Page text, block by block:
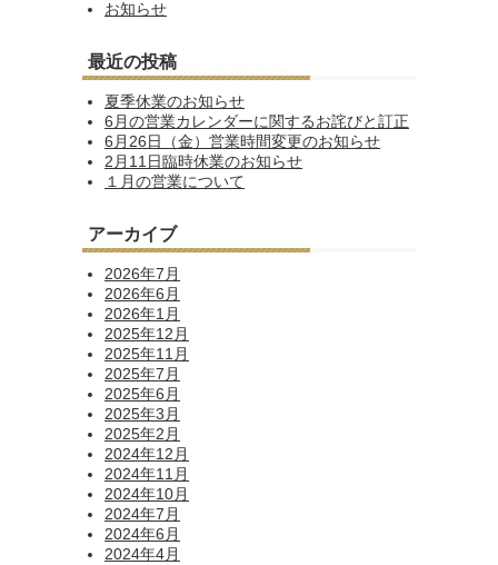
お知らせ
最近の投稿
夏季休業のお知らせ
6月の営業カレンダーに関するお詫びと訂正
6月26日（金）営業時間変更のお知らせ
2月11日臨時休業のお知らせ
１月の営業について
アーカイブ
2026年7月
2026年6月
2026年1月
2025年12月
2025年11月
2025年7月
2025年6月
2025年3月
2025年2月
2024年12月
2024年11月
2024年10月
2024年7月
2024年6月
2024年4月